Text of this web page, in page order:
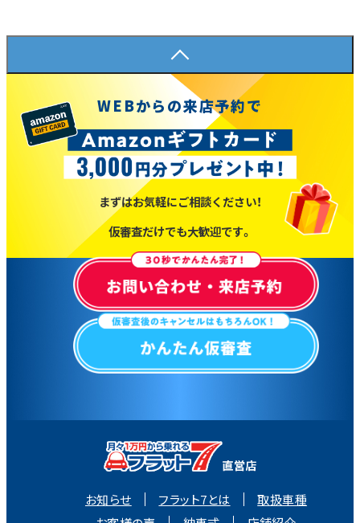
WEBからの来店予約で
まずはお気軽にご相談ください！
仮審査だけでも大歓迎です。
お知らせ フラット7とは
取扱車種